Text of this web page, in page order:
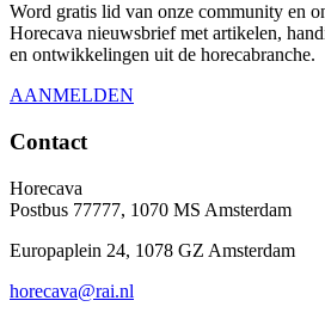
Word gratis lid van onze community en
Horecava nieuwsbrief met artikelen,
en ontwikkelingen uit de horecabranche.
AANMELDEN
Contact
Horecava
Postbus 77777, 1070 MS Amsterdam
Europaplein 24, 1078 GZ Amsterdam
horecava@rai.nl